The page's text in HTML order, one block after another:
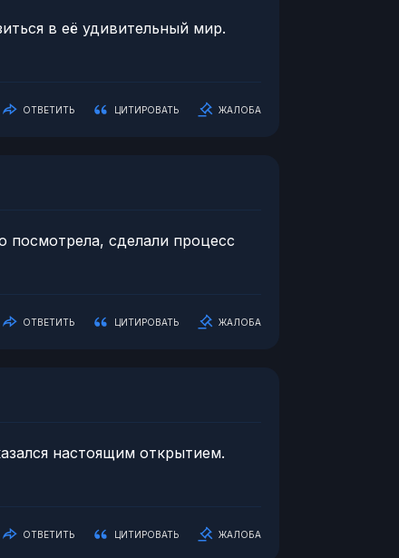
в её удивительный мир.
ОТВЕТИТЬ ЦИТИРОВАТЬ ЖАЛОБА
посмотрела, сделали процесс
ОТВЕТИТЬ ЦИТИРОВАТЬ ЖАЛОБА
настоящим открытием.
ОТВЕТИТЬ ЦИТИРОВАТЬ ЖАЛОБА